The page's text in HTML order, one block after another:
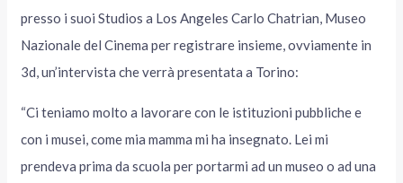
presso i suoi Studios a Los Angeles Carlo Chatrian, Museo
Nazionale del Cinema per registrare insieme, ovviamente in
3d, un’intervista che verrà presentata a Torino:
“Ci teniamo molto a lavorare con le istituzioni pubbliche e
con i musei, come mia mamma mi ha insegnato. Lei mi
prendeva prima da scuola per portarmi ad un museo o ad una